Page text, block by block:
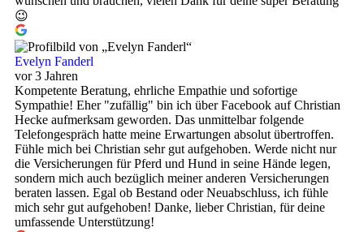
😉
Evelyn Fanderl
vor 3 Jahren
Kompetente Beratung, ehrliche Empathie und sofortige
Sympathie! Eher "zufällig" bin ich über Facebook auf Christian
Hecke aufmerksam geworden. Das unmittelbar folgende
Telefongespräch hatte meine Erwartungen absolut übertroffen.
Fühle mich bei Christian sehr gut aufgehoben. Werde nicht nur
die Versicherungen für Pferd und Hund in seine Hände legen,
sondern mich auch bezüglich meiner anderen Versicherungen
beraten lassen. Egal ob Bestand oder Neuabschluss, ich fühle
mich sehr gut aufgehoben! Danke, lieber Christian, für deine
umfassende Unterstützung!